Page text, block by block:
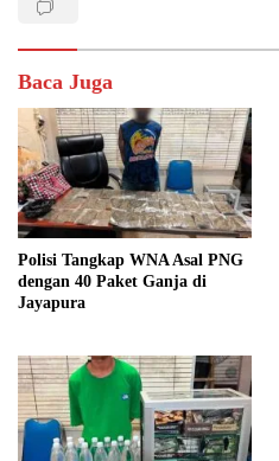
Baca Juga
Polisi Tangkap WNA Asal PNG
dengan 40 Paket Ganja di
Jayapura